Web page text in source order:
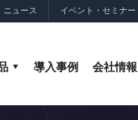
ニュース イベント・セミナー
導入事例 会社情報